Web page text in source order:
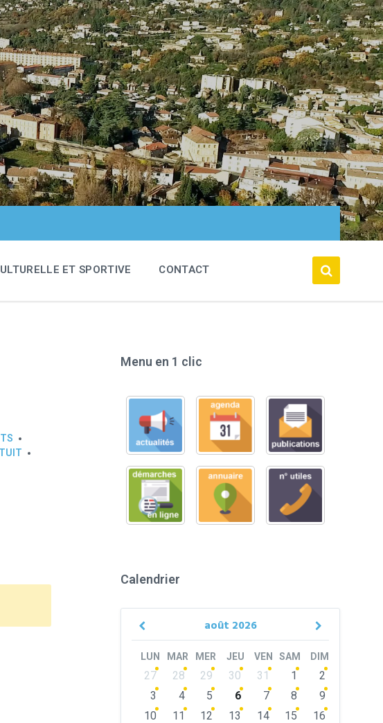
ET SPORTIVE CONTACT
Menu en 1 clic
Calendrier
août 2026
Previous
Next
LUN MAR MER JEU VEN SAM DIM
Skip
calendar
days
27 28 29 30 31 1
2
3
4 5 6 7 8
9
10
11 12 13 14 15
16